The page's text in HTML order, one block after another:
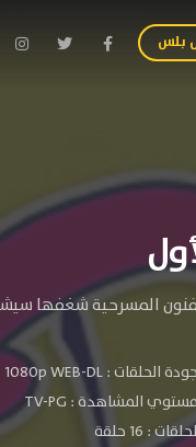
بلس
المسرحية شغفها
جودة الحلقات :1080p WEB-DL
مستوي المشاهدة : TV-PG
: 16 حلقة